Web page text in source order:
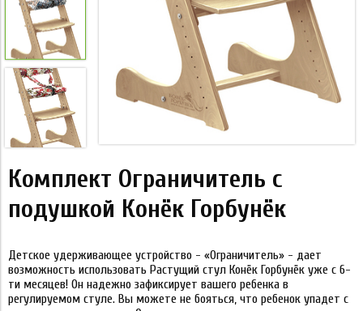
Комплект Ограничитель с
подушкой Конёк Горбунёк
Детское удерживающее устройство - «Ограничитель» - дает
возможность использовать Растущий стул Конёк Горбунёк уже с 6-
ти месяцев! Он надежно зафиксирует вашего ребенка в
регулируемом стуле. Вы можете не бояться, что ребенок упадет с